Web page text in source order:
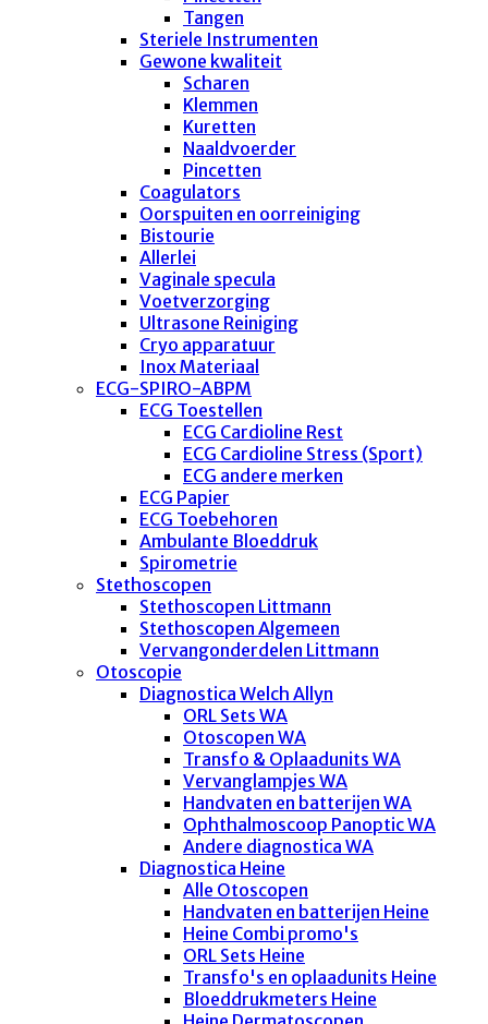
Tangen
Steriele Instrumenten
Gewone kwaliteit
Scharen
Klemmen
Kuretten
Naaldvoerder
Pincetten
Coagulators
Oorspuiten en oorreiniging
Bistourie
Allerlei
Vaginale specula
Voetverzorging
Ultrasone Reiniging
Cryo apparatuur
Inox Materiaal
ECG-SPIRO-ABPM
ECG Toestellen
ECG Cardioline Rest
ECG Cardioline Stress (Sport)
ECG andere merken
ECG Papier
ECG Toebehoren
Ambulante Bloeddruk
Spirometrie
Stethoscopen
Stethoscopen Littmann
Stethoscopen Algemeen
Vervangonderdelen Littmann
Otoscopie
Diagnostica Welch Allyn
ORL Sets WA
Otoscopen WA
Transfo & Oplaadunits WA
Vervanglampjes WA
Handvaten en batterijen WA
Ophthalmoscoop Panoptic WA
Andere diagnostica WA
Diagnostica Heine
Alle Otoscopen
Handvaten en batterijen Heine
Heine Combi promo's
ORL Sets Heine
Transfo's en oplaadunits Heine
Bloeddrukmeters Heine